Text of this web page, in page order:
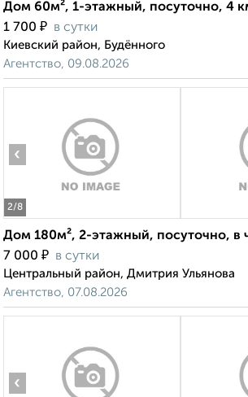
Дом 60м², 1-этажный, посуточно, 4
1 700 ₽ в сутки
Киевский район, Будённого
Агентство, 09.08.2026
2/8
‹
Дом 180м², 2-этажный, посуточно, в
7 000 ₽ в сутки
Центральный район, Дмитрия Ульянова
Агентство, 07.08.2026
‹